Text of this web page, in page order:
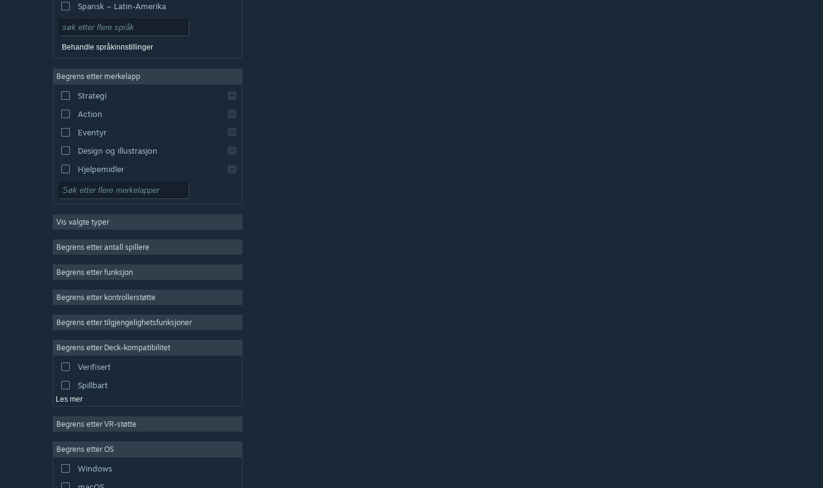
Spansk – Latin-Amerika
Behandle språkinnstillinger
Begrens etter merkelapp
Strategi
Action
Eventyr
Design og illustrasjon
Hjelpemidler
Gratis å spille
Massivt flerspiller
Indie
Simulering
Videoproduksjon
Fotoredigering
Vis valgte typer
Begrens etter antall spillere
Begrens etter funksjon
Begrens etter kontrollerstøtte
Begrens etter tilgjengelighetsfunksjoner
Begrens etter Deck-kompatibilitet
Verifisert
Spillbart
Les mer
Begrens etter VR-støtte
Begrens etter OS
Windows